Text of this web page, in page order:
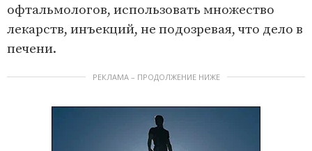
офтальмологов, использовать множество
лекарств, инъекций, не подозревая, что дело в
печени.
РЕКЛАМА – ПРОДОЛЖЕНИЕ НИЖЕ